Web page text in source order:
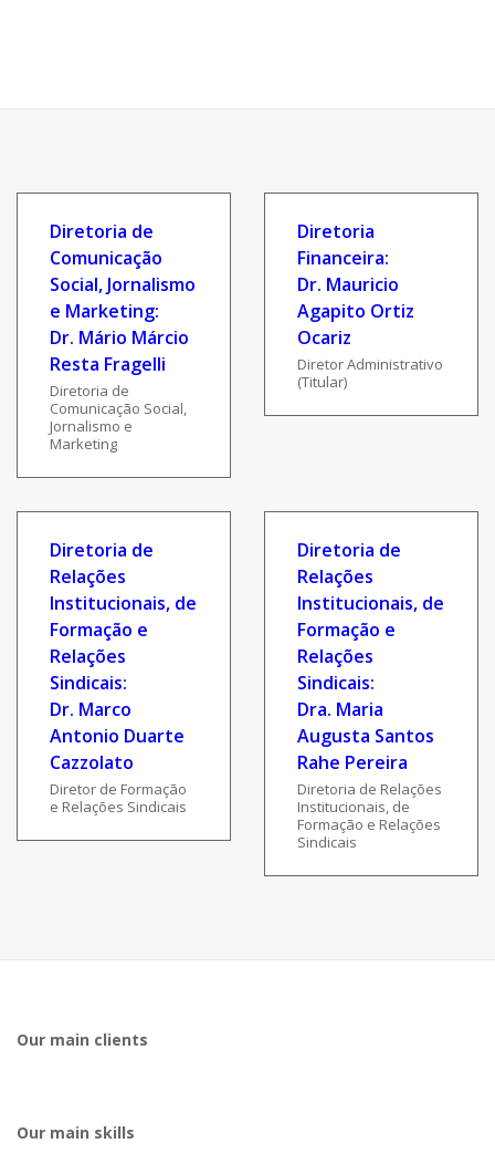
Diretoria de
Comunicação
Social, Jornalismo
e Marketing:
Dr. Mário Márcio
Resta Fragelli
Diretoria de
Comunicação Social,
Jornalismo e
Marketing
Diretoria
Financeira:
Dr. Mauricio
Agapito Ortiz
Ocariz
Diretor Administrativo
(Titular)
Diretoria de
Relações
Institucionais, de
Formação e
Relações
Sindicais:
Dr. Marco
Antonio Duarte
Cazzolato
Diretor de Formação
e Relações Sindicais
Diretoria de
Relações
Institucionais, de
Formação e
Relações
Sindicais:
Dra. Maria
Augusta Santos
Rahe Pereira
Diretoria de Relações
Institucionais, de
Formação e Relações
Sindicais
Our main clients
Our main skills